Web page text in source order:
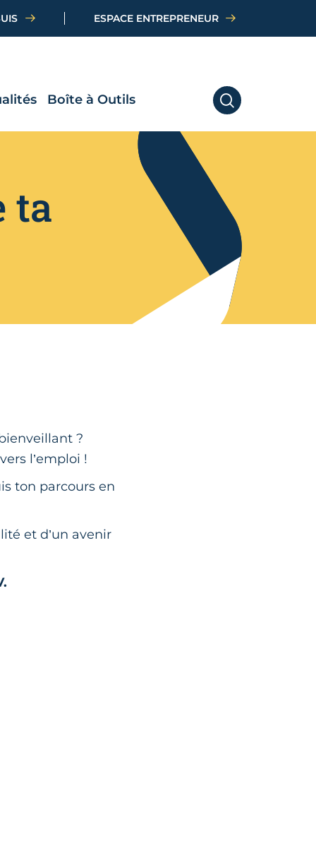
ESPACE ENTREPRENEUR
RECHERCHER
Boîte à Outils
ta
?
l’emploi !
ton parcours en
et d’un avenir